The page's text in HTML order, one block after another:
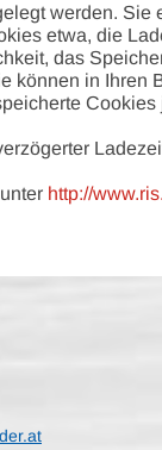
werden.
etwa, die
das
können in
http://